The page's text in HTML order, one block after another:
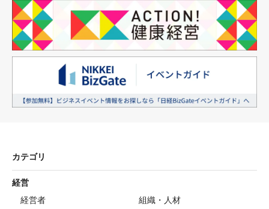
カテゴリ
経営
経営者
組織・人材